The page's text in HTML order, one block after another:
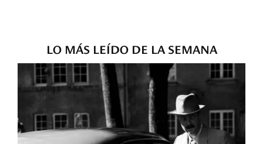
LO MÁS LEÍDO DE LA SEMANA